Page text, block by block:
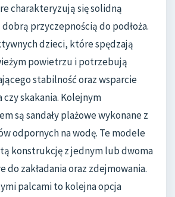
charakteryzują się solidną
przyczepnością do podłoża.
dzieci, które spędzają
powietrzu i potrzebują
stabilność oraz wsparcie
czy skakania. Kolejnym
są sandały plażowe wykonane z
odpornych na wodę. Te modele
konstrukcję z jednym lub dwoma
do zakładania oraz zdejmowania.
palcami to kolejna opcja